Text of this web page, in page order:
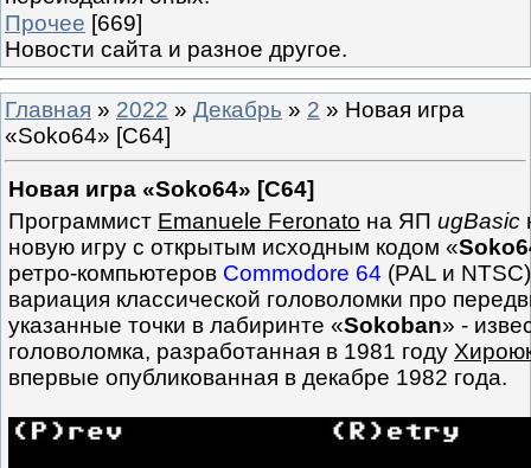
Прочее [669]
Новости сайта и разное другое.
Главная » 2022 » Декабрь » 2 » Новая игра
«Soko64» [C64]
Новая игра «Soko64» [C64]
Программист Emanuele Feronato на ЯП ugBasic
новую игру с открытым исходным кодом «
ретро-компьютеров Commodore 64 (PAL и
вариация классической головоломки про
указанные точки в лабиринте «Sokoban» -
головоломка, разработанная в 1981 году
впервые опубликованная в декабре 1982 года.